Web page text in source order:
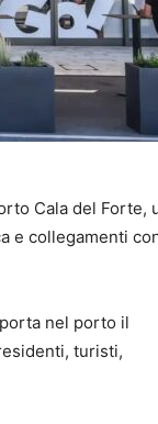
Cala del Forte,
e collegamenti
nel porto il
turisti,